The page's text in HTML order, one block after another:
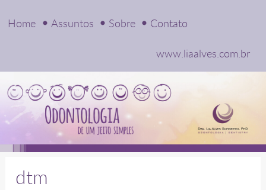
Home Assuntos Sobre Contato
www.liaalves.com.br
dtm